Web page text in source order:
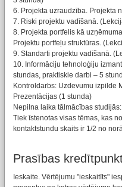
6. Projekta uzraudzība. Projekta
7. Riski projektu vadīšanā.
8. Projekta portfelis kā
Projektu portfeļu struktūras.
9. Standarti projektu vadīšanā.
10. Informāciju tehnoloģiju
stundas, praktiskie darbi – 5
Kontroldarbs: Uzdevumu izpilde
Prezentācijas (1 stunda)
Nepilna laika tālmācības studijās:
Tiek īstenotas visas tēmas, kas
kontaktstundu skaits ir 1/2 no
Prasības
Ieskaite. Vērtējumu "ieskaitīts"